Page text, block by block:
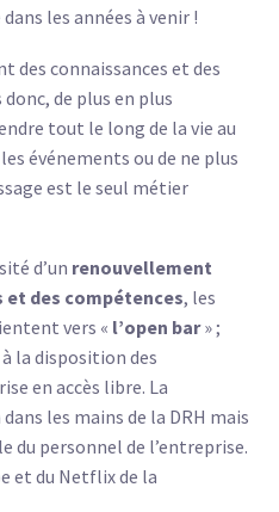
les années à venir !
des connaissances et des
de plus en plus
tout le long de la vie au
événements ou de ne plus
est le seul métier
d’un renouvellement
et des compétences, les
vers « l’open bar» ;
la disposition des
en accès libre. La
les mains de la DRH mais
du personnel de l’entreprise.
et du Netflix de la